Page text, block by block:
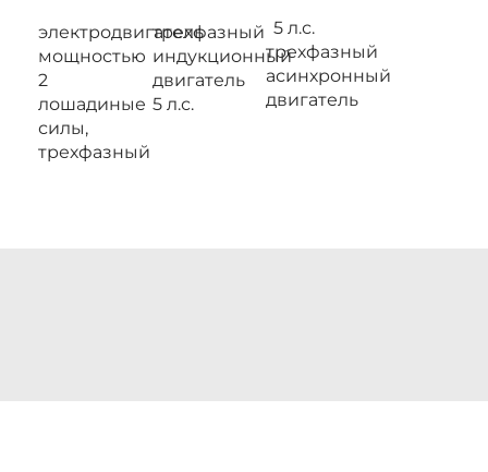
электродвигатель
мощностью
2
лошадиные
силы,
трехфазный
трехфазный
индукционный
двигатель
5 л.с.
5 л.с.
трехфазный
асинхронный
двигатель